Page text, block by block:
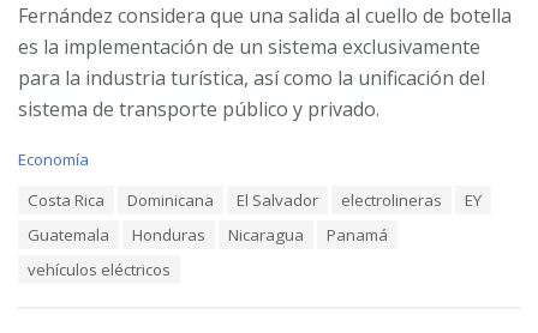
Fernández considera que una salida al cuello de botella
es la implementación de un sistema exclusivamente
para la industria turística, así como la unificación del
sistema de transporte público y privado.
C
Economía
Costa Rica Dominicana El Salvador electrolineras
EY
Guatemala
Honduras Nicaragua
Panamá
vehículos eléctricos